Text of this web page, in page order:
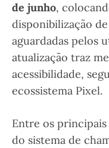
de junho,
disponibilização
aguardadas pelos
atualização traz
acessibilidade,
ecossistema Pixel.
Entre os principais
do sistema de